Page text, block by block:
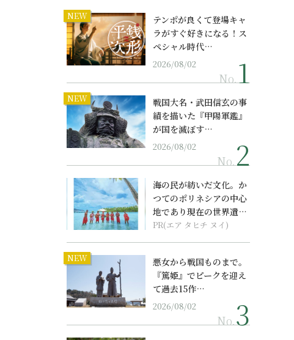
NEW
テンポが良くて登場キャ
ラがすぐ好きになる！ス
ペシャル時代…
2026/08/02
No.
NEW
戦国大名・武田信玄の事
績を描いた『甲陽軍鑑』
が国を滅ぼす…
2026/08/02
No.
海の民が紡いだ文化。か
つてのポリネシアの中心
地であり現在の世界遺産
からみえてくる...
PR(エア タヒチ ヌイ)
NEW
悪女から戦国ものまで。
『篤姫』でピークを迎え
て過去15作…
2026/08/02
No.